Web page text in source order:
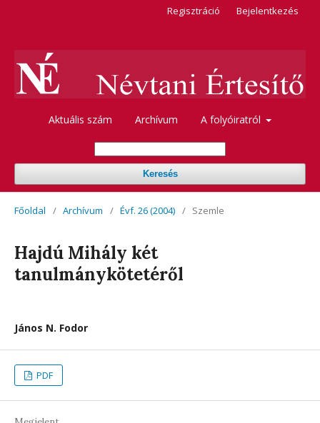
Aktuális szám Archívum A folyóiratról
Keresés
Regisztráció Bejelentkezés
Főoldal / Archívum / Évf. 26 (2004) / Szemle
Hajdú Mihály két
tanulmánykötetéről
János N. Fodor
PDF